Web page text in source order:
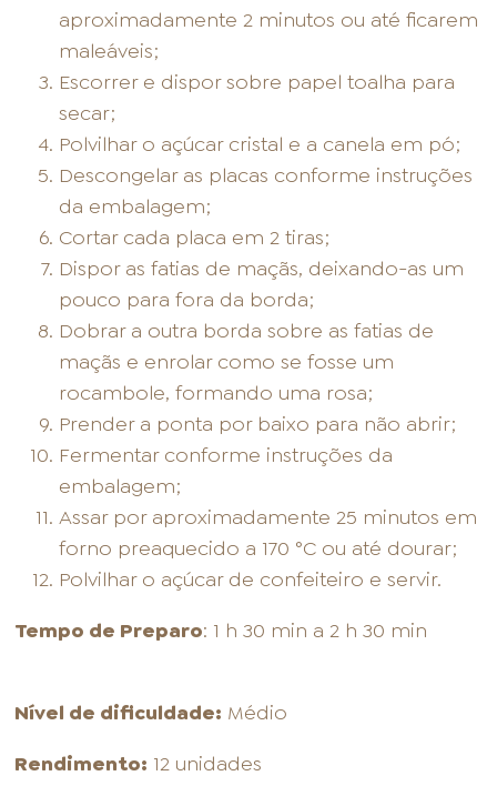
aproximadamente 2 minutos ou até ficarem
maleáveis;
Escorrer e dispor sobre papel toalha para
secar;
Polvilhar o açúcar cristal e a canela em pó;
Descongelar as placas conforme instruções
da embalagem;
Cortar cada placa em 2 tiras;
Dispor as fatias de maçãs, deixando-as um
pouco para fora da borda;
Dobrar a outra borda sobre as fatias de
maçãs e enrolar como se fosse um
rocambole, formando uma rosa;
Prender a ponta por baixo para não abrir;
Fermentar conforme instruções da
embalagem;
Assar por aproximadamente 25 minutos em
forno preaquecido a 170 °C ou até dourar;
Polvilhar o açúcar de confeiteiro e servir.
Tempo de Preparo: 1 h 30 min a 2 h 30 min
Nível de dificuldade: Médio
Rendimento: 12 unidades